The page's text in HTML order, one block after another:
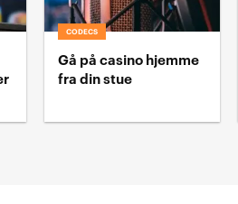
CODECS
Gå på casino hjemme
fra din stue